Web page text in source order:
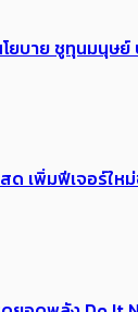
บาย ชูทุนมนุ
เพิ่มฟีเจอร์